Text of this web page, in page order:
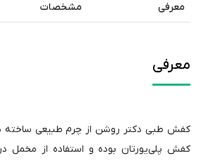
معرفی مشخصات
معرفی
کفش طبی دکتر روشن از چرم طبیعی ساخته شده
کفش پلی‌یورتان بوده و استفاده از مخمل